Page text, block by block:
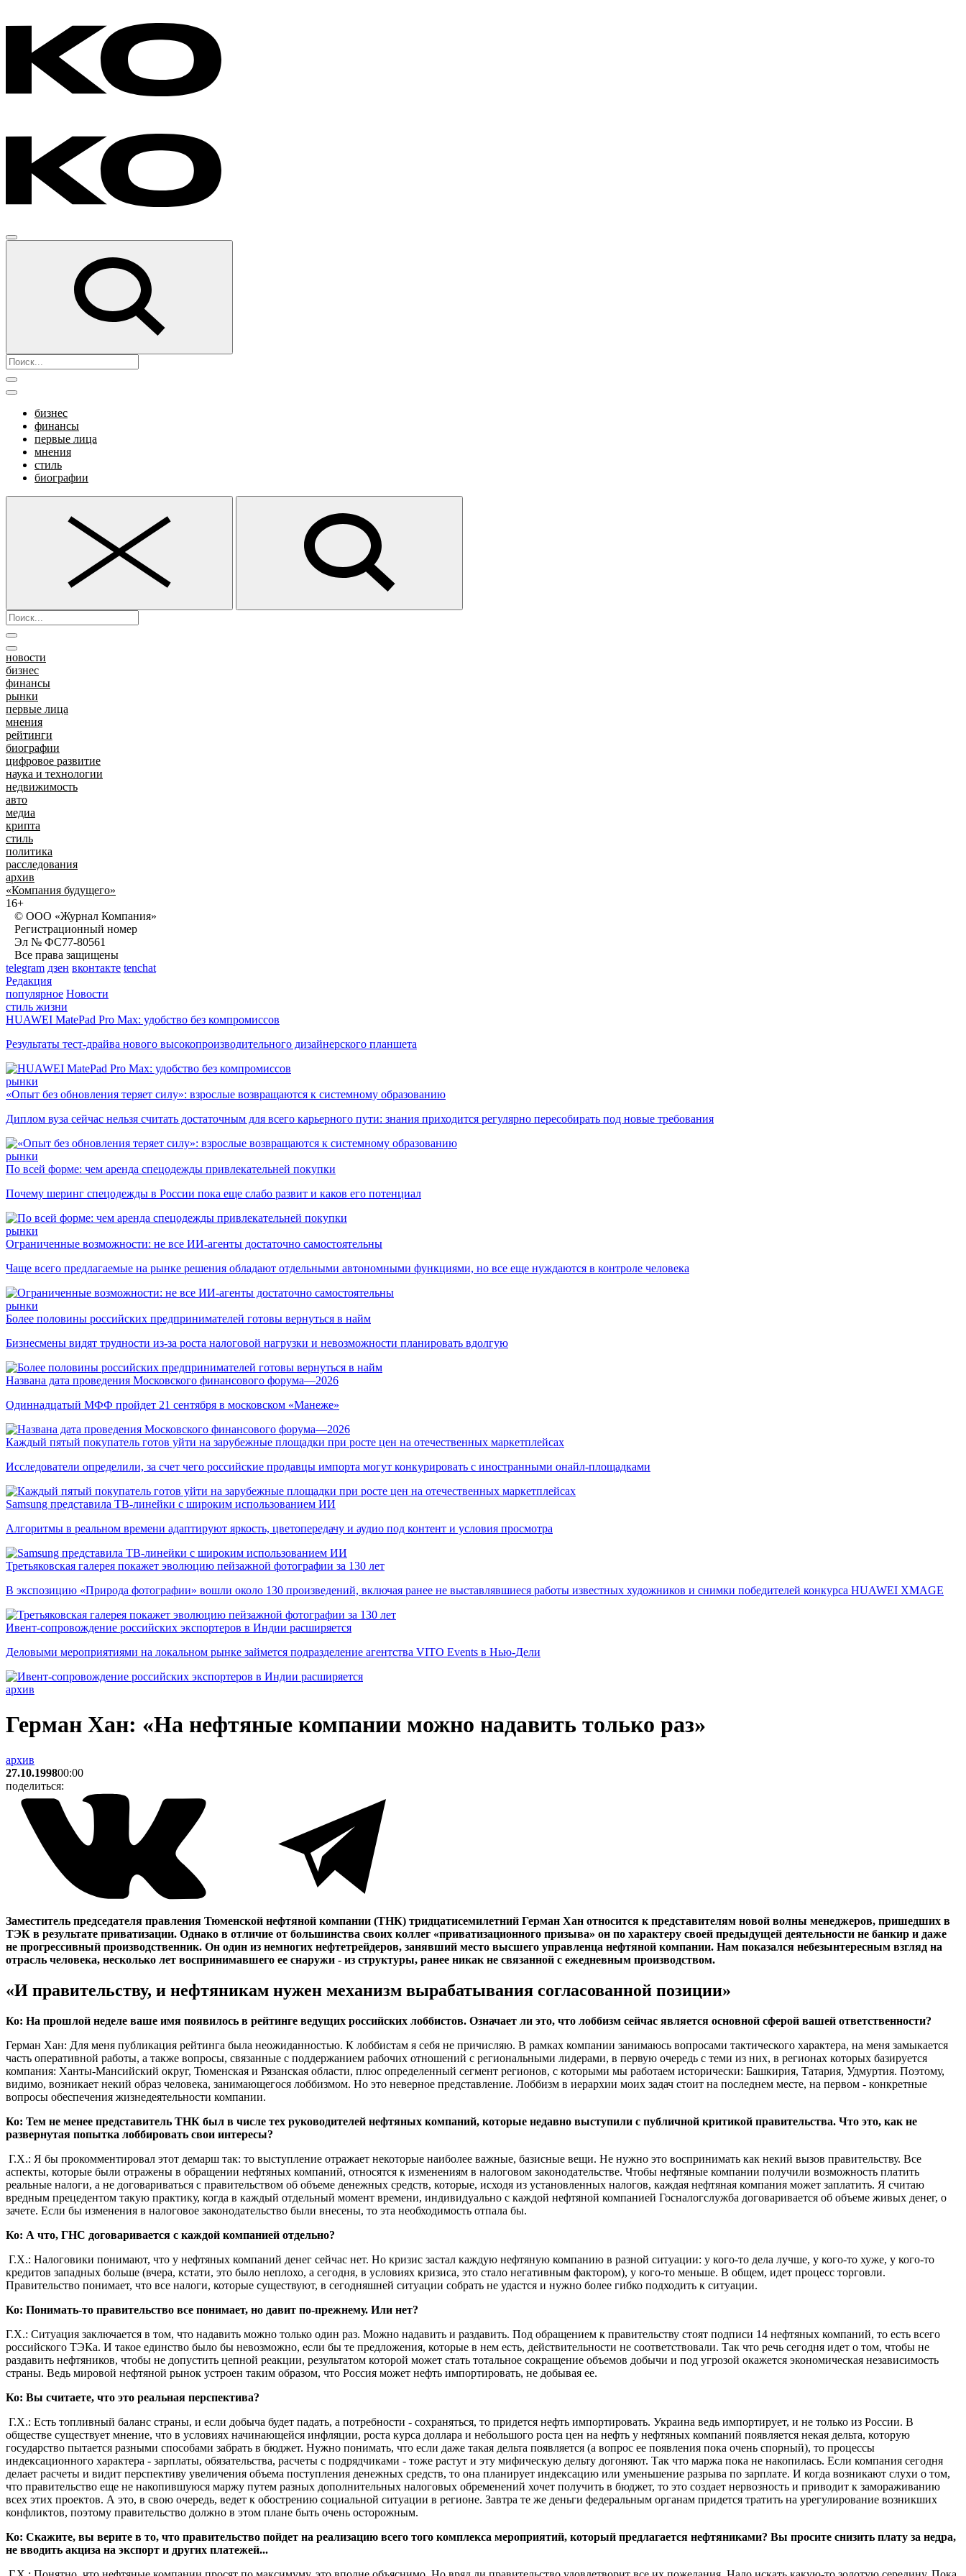
бизнес
финансы
первые лица
мнения
стиль
биографии
новости
бизнес
финансы
рынки
первые лица
мнения
рейтинги
биографии
цифровое развитие
наука и технологии
недвижимость
авто
медиа
крипта
стиль
политика
расследования
архив
«Компания будущего»
16+
© ООО «Журнал Компания»
Регистрационный номер
Эл № ФС77-80561
Все права защищены
telegram дзен вконтакте tenchat
Редакция
популярное Новости
стиль жизни
HUAWEI MatePad Pro Max: удобство без компромиссов
Результаты тест-драйва нового высокопроизводительного дизайнерского планшета
рынки
«Опыт без обновления теряет силу»: взрослые возвращаются к системному образованию
Диплом вуза сейчас нельзя считать достаточным для всего карьерного пути: знания приходится регулярно пересобирать под новые требования
рынки
По всей форме: чем аренда спецодежды привлекательней покупки
Почему шеринг спецодежды в России пока еще слабо развит и каков его потенциал
рынки
Ограниченные возможности: не все ИИ-агенты достаточно самостоятельны
Чаще всего предлагаемые на рынке решения обладают отдельными автономными функциями, но все еще нуждаются в контроле человека
рынки
Более половины российских предпринимателей готовы вернуться в найм
Бизнесмены видят трудности из-за роста налоговой нагрузки и невозможности планировать вдолгую
Названа дата проведения Московского финансового форума—2026
Одиннадцатый МФФ пройдет 21 сентября в московском «Манеже»
Каждый пятый покупатель готов уйти на зарубежные площадки при росте цен на отечественных маркетплейсах
Исследователи определили, за счет чего российские продавцы импорта могут конкурировать с иностранными онайл-площадками
Samsung представила ТВ-линейки с широким использованием ИИ
Алгоритмы в реальном времени адаптируют яркость, цветопередачу и аудио под контент и условия просмотра
Третьяковская галерея покажет эволюцию пейзажной фотографии за 130 лет
В экспозицию «Природа фотографии» вошли около 130 произведений, включая ранее не выставлявшиеся работы известных художников и снимки победителей конкурса HUAWEI XMAGE
Ивент-сопровождение российских экспортеров в Индии расширяется
Деловыми мероприятиями на локальном рынке займется подразделение агентства VITO Events в Нью-Дели
архив
Герман Хан: «На нефтяные компании можно надавить только раз»
архив
27.10.199800:00
поделиться:
Заместитель председателя правления Тюменской нефтяной компании (ТНК) тридцатисемилетний Герман Хан относится к представителям новой волны менеджеров, пришедших в
ТЭК в результате приватизации. Однако в отличие от большинства своих коллег «приватизационного призыва» он по характеру своей предыдущей деятельности не банкир и даже
не прогрессивный производственник. Он один из немногих нефтетрейдеров, занявший место высшего управленца нефтяной компании. Нам показался небезынтересным взгляд на
отрасль человека, несколько лет воспринимавшего ее снаружи - из структуры, ранее никак не связанной с ежедневным производством.
«И правительству, и нефтяникам нужен механизм вырабатывания согласованной позиции»
Ко: На прошлой неделе ваше имя появилось в рейтинге ведущих российских лоббистов. Означает ли это, что лоббизм сейчас является основной сферой вашей ответственности?
Герман Хан: Для меня публикация рейтинга была неожиданностью. К лоббистам я себя не причисляю. В рамках компании занимаюсь вопросами тактического характера, на меня замыкается
часть оперативной работы, а также вопросы, связанные с поддержанием рабочих отношений с региональными лидерами, в первую очередь с теми из них, в регионах которых базируется
компания: Ханты-Мансийский округ, Тюменская и Рязанская области, плюс определенный сегмент регионов, с которыми мы работаем исторически: Башкирия, Татария, Удмуртия. Поэтому,
видимо, возникает некий образ человека, занимающегося лоббизмом. Но это неверное представление. Лоббизм в иерархии моих задач стоит на последнем месте, на первом - конкретные
вопросы обеспечения жизнедеятельности компании.
Ко: Тем не менее представитель ТНК был в числе тех руководителей нефтяных компаний, которые недавно выступили с публичной критикой правительства. Что это, как не
развернутая попытка лоббировать свои интересы?
Г.Х.: Я бы прокомментировал этот демарш так: то выступление отражает некоторые наиболее важные, базисные вещи. Не нужно это воспринимать как некий вызов правительству. Все
аспекты, которые были отражены в обращении нефтяных компаний, относятся к изменениям в налоговом законодательстве. Чтобы нефтяные компании получили возможность платить
реальные налоги, а не договариваться с правительством об объеме денежных средств, которые, исходя из установленных налогов, каждая нефтяная компания может заплатить. Я считаю
вредным прецедентом такую практику, когда в каждый отдельный момент времени, индивидуально с каждой нефтяной компанией Госналогслужба договаривается об объеме живых денег, о
зачете. Если бы изменения в налоговое законодательство были внесены, то эта необходимость отпала бы.
Ко: А что, ГНС договаривается с каждой компанией отдельно?
Г.Х.: Налоговики понимают, что у нефтяных компаний денег сейчас нет. Но кризис застал каждую нефтяную компанию в разной ситуации: у кого-то дела лучше, у кого-то хуже, у кого-то
кредитов западных больше (вчера, кстати, это было неплохо, а сегодня, в условиях кризиса, это стало негативным фактором), у кого-то меньше. В общем, идет процесс торговли.
Правительство понимает, что все налоги, которые существуют, в сегодняшней ситуации собрать не удастся и нужно более гибко подходить к ситуации.
Ко: Понимать-то правительство все понимает, но давит по-прежнему. Или нет?
Г.Х.: Ситуация заключается в том, что надавить можно только один раз. Можно надавить и раздавить. Под обращением к правительству стоят подписи 14 нефтяных компаний, то есть всего
российского ТЭКа. И такое единство было бы невозможно, если бы те предложения, которые в нем есть, действительности не соответствовали. Так что речь сегодня идет о том, чтобы не
раздавить нефтяников, чтобы не допустить цепной реакции, результатом которой может стать тотальное сокращение объемов добычи и под угрозой окажется экономическая независимость
страны. Ведь мировой нефтяной рынок устроен таким образом, что Россия может нефть импортировать, не добывая ее.
Ко: Вы считаете, что это реальная перспектива?
Г.Х.: Есть топливный баланс страны, и если добыча будет падать, а потребности - сохраняться, то придется нефть импортировать. Украина ведь импортирует, и не только из России. В
обществе существует мнение, что в условиях начинающейся инфляции, роста курса доллара и небольшого роста цен на нефть у нефтяных компаний появляется некая дельта, которую
государство пытается разными способами забрать в бюджет. Нужно понимать, что если даже такая дельта появляется (а вопрос ее появления пока очень спорный), то процессы
индексационного характера - зарплаты, обязательства, расчеты с подрядчиками - тоже растут и эту мифическую дельту догоняют. Так что маржа пока не накопилась. Если компания сегодня
делает расчеты и видит перспективу увеличения объема поступления денежных средств, то она планирует индексацию или уменьшение разрыва по зарплате. И когда возникают слухи о том,
что правительство еще не накопившуюся маржу путем разных дополнительных налоговых обременений хочет получить в бюджет, то это создает нервозность и приводит к замораживанию
всех этих проектов. А это, в свою очередь, ведет к обострению социальной ситуации в регионе. Завтра те же деньги федеральным органам придется тратить на урегулирование возникших
конфликтов, поэтому правительство должно в этом плане быть очень осторожным.
Ко: Скажите, вы верите в то, что правительство пойдет на реализацию всего того комплекса мероприятий, который предлагается нефтяниками? Вы просите снизить плату за недра,
не вводить акциза на экспорт и других платежей...